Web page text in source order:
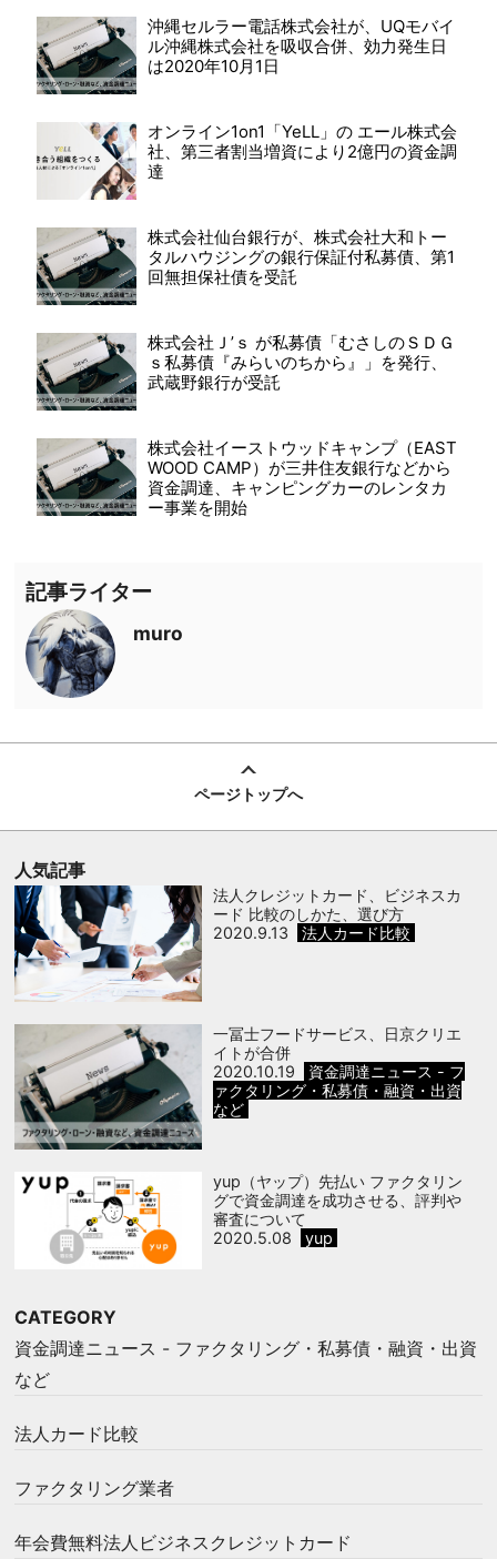
沖縄セルラー電話株式会社が、UQモバイ
ル沖縄株式会社を吸収合併、効力発生日
は2020年10月1日
オンライン1on1「YeLL」の エール株式会
社、第三者割当増資により2億円の資金調
達
株式会社仙台銀行が、株式会社大和トー
タルハウジングの銀行保証付私募債、第1
回無担保社債を受託
株式会社Ｊ’ｓ が私募債「むさしのＳＤＧ
ｓ私募債『みらいのちから』」を発行、
武蔵野銀行が受託
株式会社イーストウッドキャンプ（EAST
WOOD CAMP）が三井住友銀行などから
資金調達、キャンピングカーのレンタカ
ー事業を開始
記事ライター
muro
ページトップへ
人気記事
法人クレジットカード、ビジネスカ
ード 比較のしかた、選び方
2020.9.13
法人カード比較
一冨士フードサービス、日京クリエ
イトが合併
2020.10.19
資金調達ニュース - フ
ァクタリング・私募債・融資・出資
など
yup（ヤップ）先払い ファクタリン
グで資金調達を成功させる、評判や
審査について
2020.5.08
yup
CATEGORY
資金調達ニュース - ファクタリング・私募債・融資・出資
など
法人カード比較
ファクタリング業者
年会費無料法人ビジネスクレジットカード